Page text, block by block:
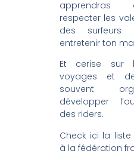
apprendras
respecter les
des
entretenir ton
Et cerise sur
voyages et
souvent
développer
des riders.
Check ici la
à la fédération